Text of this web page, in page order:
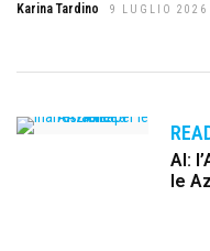
Karina Tardino 9 LUGLIO 2026
AI:
le